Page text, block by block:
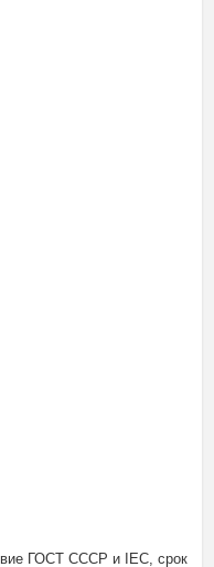
ГОСТ СССР и IEC, срок